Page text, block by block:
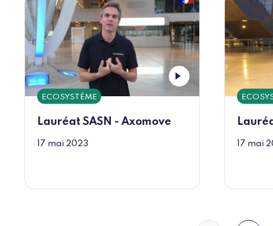
Lauréat SASN - Axomove
ECOSYSTÈME
17 mai 2023 17 mai